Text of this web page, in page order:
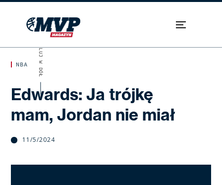
NBA
Edwards: Ja trójkę
mam, Jordan nie miał
11/5/2024
SKROLUJ W DÓŁ